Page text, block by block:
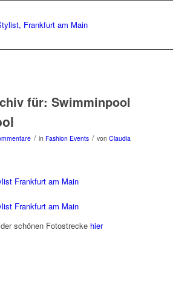
für: Swimminpool
/ in Fashion Events / von Claudia
schönen Fotostrecke hier